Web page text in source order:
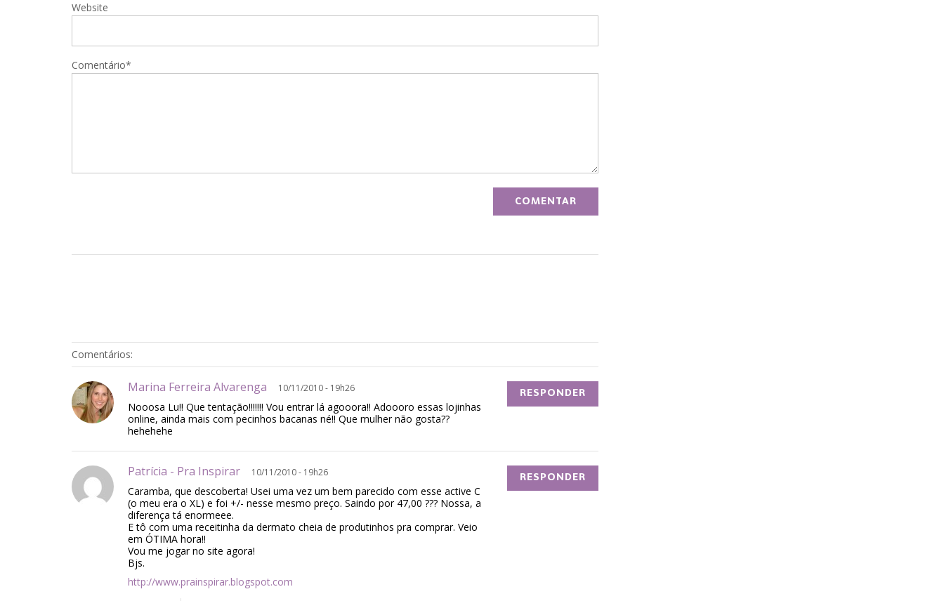
Website
Comentário*
Comentários:
Marina Ferreira Alvarenga 10/11/2010 - 19h26
Nooosa Lu!! Que tentação!!!!!!! Vou entrar lá agooora!! Adoooro essas lojinhas
online, ainda mais com pecinhos bacanas né!! Que mulher não gosta??
hehehehe
RESPONDER
Patrícia - Pra Inspirar 10/11/2010 - 19h26
Caramba, que descoberta! Usei uma vez um bem parecido com esse active C
(o meu era o XL) e foi +/- nesse mesmo preço. Saindo por 47,00 ??? Nossa, a
diferença tá enormeee.
E tô com uma receitinha da dermato cheia de produtinhos pra comprar. Veio
em ÓTIMA hora!!
Vou me jogar no site agora!
Bjs.
http://www.prainspirar.blogspot.com
RESPONDER